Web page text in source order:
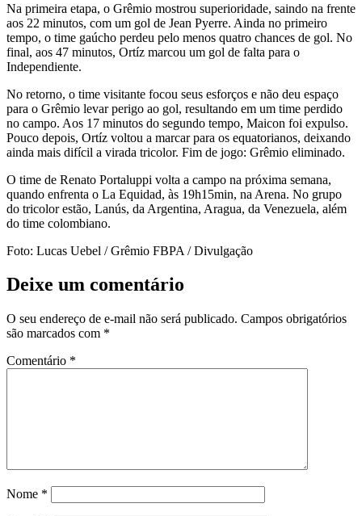
Na primeira etapa, o Grêmio mostrou superioridade, saindo na frente
aos 22 minutos, com um gol de Jean Pyerre. Ainda no primeiro
tempo, o time gaúcho perdeu pelo menos quatro chances de gol. No
final, aos 47 minutos, Ortíz marcou um gol de falta para o
Independiente.
No retorno, o time visitante focou seus esforços e não deu espaço
para o Grêmio levar perigo ao gol, resultando em um time perdido
no campo. Aos 17 minutos do segundo tempo, Maicon foi expulso.
Pouco depois, Ortíz voltou a marcar para os equatorianos, deixando
ainda mais difícil a virada tricolor. Fim de jogo: Grêmio eliminado.
O time de Renato Portaluppi volta a campo na próxima semana,
quando enfrenta o La Equidad, às 19h15min, na Arena. No grupo
do tricolor estão, Lanús, da Argentina, Aragua, da Venezuela, além
do time colombiano.
Foto: Lucas Uebel / Grêmio FBPA / Divulgação
Deixe um comentário
O seu endereço de e-mail não será publicado. Campos obrigatórios
são marcados com *
Comentário *
Nome *